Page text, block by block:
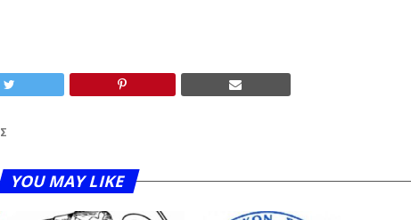
YOU MAY LIKE